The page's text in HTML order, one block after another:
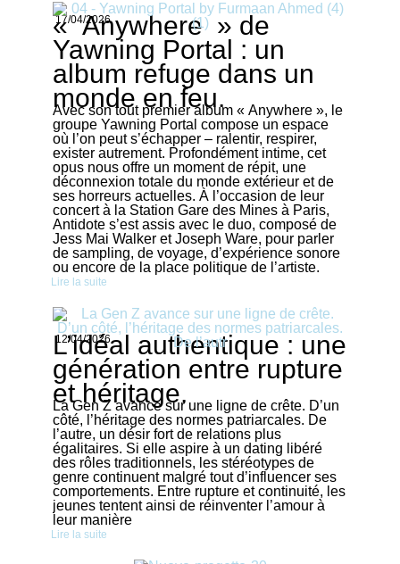
17/04/2026
« Anywhere » de
Yawning Portal : un
album refuge dans un
monde en feu.
Avec son tout premier album « Anywhere », le
groupe Yawning Portal compose un espace
où l’on peut s’échapper – ralentir, respirer,
exister autrement. Profondément intime, cet
opus nous offre un moment de répit, une
déconnexion totale du monde extérieur et de
ses horreurs actuelles. À l’occasion de leur
concert à la Station Gare des Mines à Paris,
Antidote s’est assis avec le duo, composé de
Jess Mai Walker et Joseph Ware, pour parler
de sampling, de voyage, d’expérience sonore
ou encore de la place politique de l’artiste.
Lire la suite
12/04/2026
L’idéal authentique : une
génération entre rupture
et héritage.
La Gen Z avance sur une ligne de crête. D’un
côté, l’héritage des normes patriarcales. De
l’autre, un désir fort de relations plus
égalitaires. Si elle aspire à un dating libéré
des rôles traditionnels, les stéréotypes de
genre continuent malgré tout d’influencer ses
comportements. Entre rupture et continuité, les
jeunes tentent ainsi de réinventer l’amour à
leur manière
Lire la suite